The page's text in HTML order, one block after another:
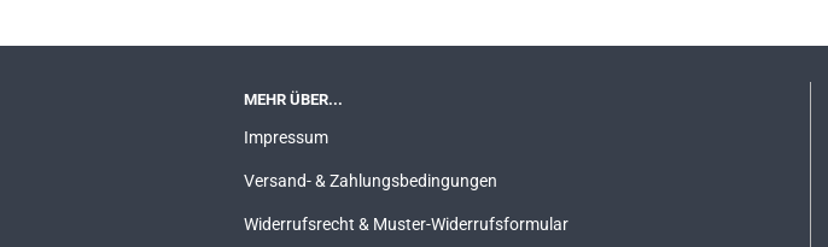
MEHR ÜBER...
Impressum
Versand- & Zahlungsbedingungen
Widerrufsrecht & Muster-Widerrufsformular